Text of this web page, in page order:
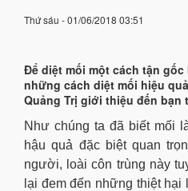
Thứ sáu - 01/06/2018 03:51
Để diệt mối một cách tận
những cách diệt mối hiệu
Quảng Trị giới thiệu đến bạn
Như chúng ta đã biết mối
hậu quả đặc biệt quan
người, loài côn trùng này
lại đem đến những thiệt